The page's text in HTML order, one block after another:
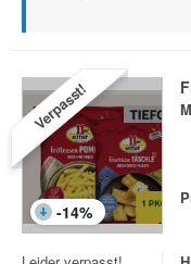
Verpasst!
-14%